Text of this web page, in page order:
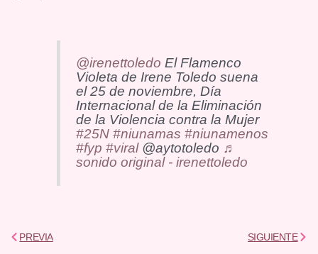
@irenettoledo El Flamenco
Violeta de Irene Toledo suena
el 25 de noviembre, Día
Internacional de la Eliminación
de la Violencia contra la Mujer
#25N #niunamas #niunamenos
#fyp #viral@aytotoledo ♬
sonido original - irenettoledo
AntPREVIA SIGUIENTE